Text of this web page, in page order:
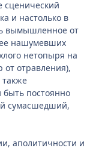
сценический
и настолько в
вымышленное от
нашумевших
нетопыря на
от отравления),
постоянно
сумасшедший,
аполитичности и